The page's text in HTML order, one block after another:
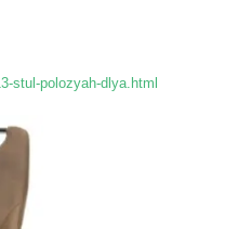
stul-polozyah-dlya.html